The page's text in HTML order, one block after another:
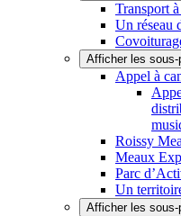
Transport
Un réseau
Afficher les sous-
Appel à
Roissy
Meaux
Parc
Un
Afficher les sous-